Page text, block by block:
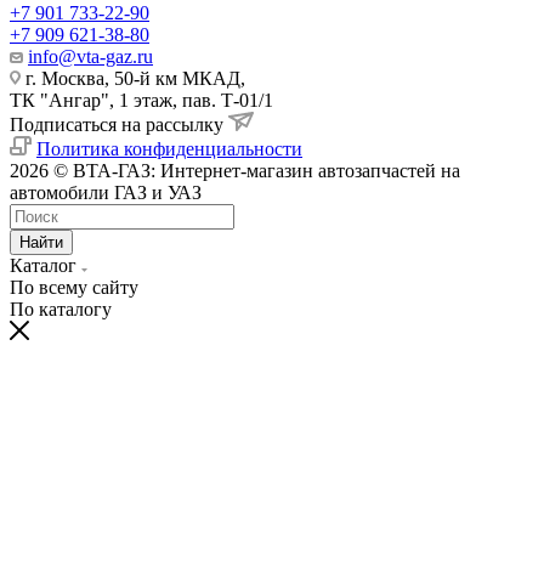
+7 901 733-22-90
+7 909 621-38-80
info@vta-gaz.ru
г. Москва, 50-й км МКАД,
ТК "Ангар", 1 этаж, пав. Т-01/1
Подписаться на рассылку
Политика конфиденциальности
2026 © ВТА-ГАЗ: Интернет-магазин автозапчастей на
автомобили ГАЗ и УАЗ
Найти
Каталог
По всему сайту
По каталогу